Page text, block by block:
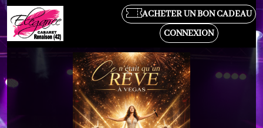
ACHETER UN BON CADEAU
CONNEXION